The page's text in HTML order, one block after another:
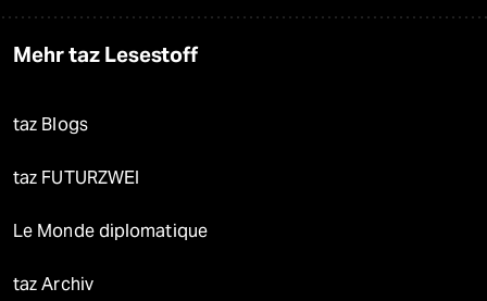
Mehr taz Lesestoff
taz Blogs
taz FUTURZWEI
Le Monde diplomatique
taz Archiv